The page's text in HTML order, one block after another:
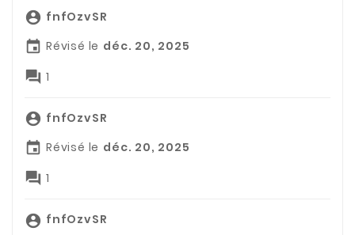
 fnfOzvSR
 Révisé le déc. 20, 2025
 1
 fnfOzvSR
 Révisé le déc. 20, 2025
 1
 fnfOzvSR